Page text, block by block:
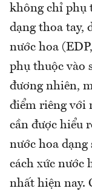
không chỉ phụ
dạng thoa tay,
nước hoa
phụ thuộc vào
đương nhiên,
điểm riêng với
cần được hiểu
nước hoa
cách xức nước
nhất hiện nay.